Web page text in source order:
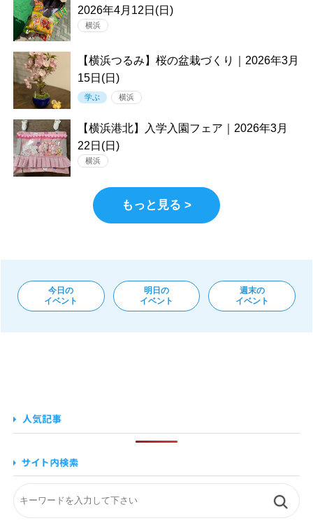
2026年4月12日(日)
横浜
【横浜つるみ】桜の盆栽づくり｜2026年3月
15日(日)
学ぶ 横浜
【横浜港北】入学入園フェア｜2026年3月
22日(日)
横浜
もっと見る >
今日の
イベント
明日の
イベント
週末の
イベント